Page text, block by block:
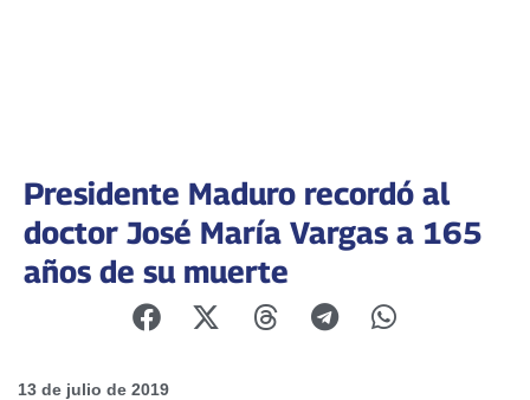
Presidente Maduro recordó al
doctor José María Vargas a 165
años de su muerte
13 de julio de 2019